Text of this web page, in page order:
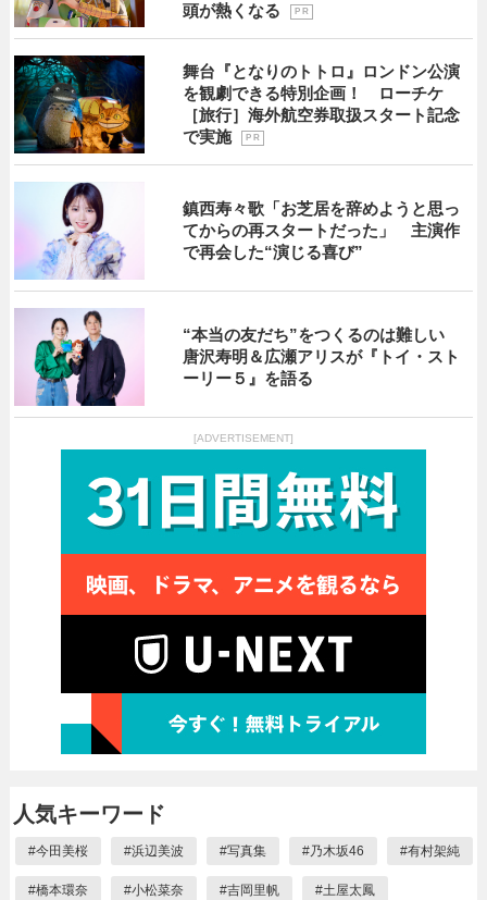
頭が熱くなる
P R
舞台『となりのトトロ』ロンドン公演
を観劇できる特別企画！ ローチケ
［旅行］海外航空券取扱スタート記念
で実施
P R
鎮西寿々歌「お芝居を辞めようと思っ
てからの再スタートだった」 主演作
で再会した“演じる喜び”
“本当の友だち”をつくるのは難しい
唐沢寿明＆広瀬アリスが『トイ・スト
ーリー５』を語る
[ADVERTISEMENT]
人気キーワード
#今田美桜 #浜辺美波 #写真集 #乃木坂46 #有村架純
#橋本環奈 #小松菜奈 #吉岡里帆 #土屋太鳳